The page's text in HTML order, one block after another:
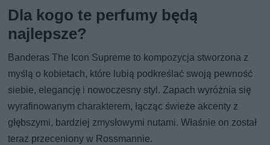
Dla kogo te perfumy będą
najlepsze?
Banderas The Icon Supreme to kompozycja stworzona z
myślą o kobietach, które lubią podkreślać swoją pewność
siebie, elegancję i nowoczesny styl. Zapach wyróżnia się
wyrafinowanym charakterem, łącząc świeże akcenty z
głębszymi, bardziej zmysłowymi nutami. Właśnie on został
teraz przeceniony w Rossmannie.